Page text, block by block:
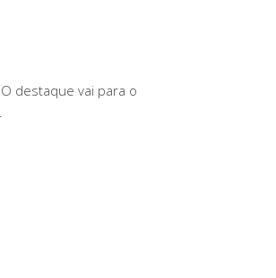
destaque vai para o